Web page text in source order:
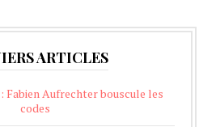
ARTICLES
Fabien Aufrechter bouscule les
codes